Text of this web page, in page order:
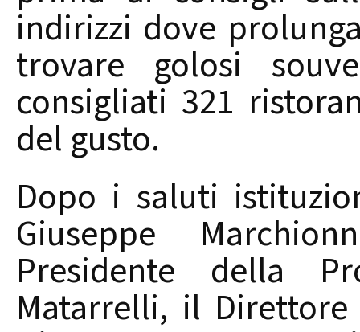
indirizzi dove
trovare golosi
consigliati 321
del gusto.
Dopo i saluti
Giuseppe
Presidente della
Matarrelli, il